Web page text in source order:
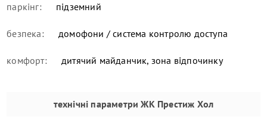
паркінг: підземний
безпека: домофони / система контролю доступа
комфорт: дитячий майданчик, зона відпочинку
технічні параметри ЖК Престиж Хол